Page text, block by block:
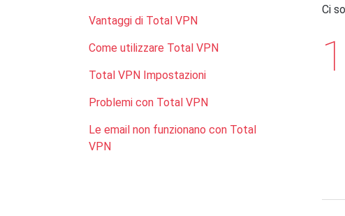
Vantaggi di Total VPN
Come utilizzare Total VPN
Total VPN Impostazioni
Problemi con Total VPN
Le email non funzionano con Total
VPN
Ci